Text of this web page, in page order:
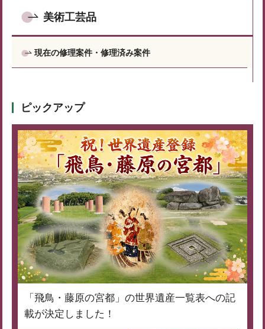
美術工芸品
現在の修理案件・修理済み案件
ピックアップ
「飛鳥・藤原の宮都」の世界遺産一覧表への記
載が決定しました！